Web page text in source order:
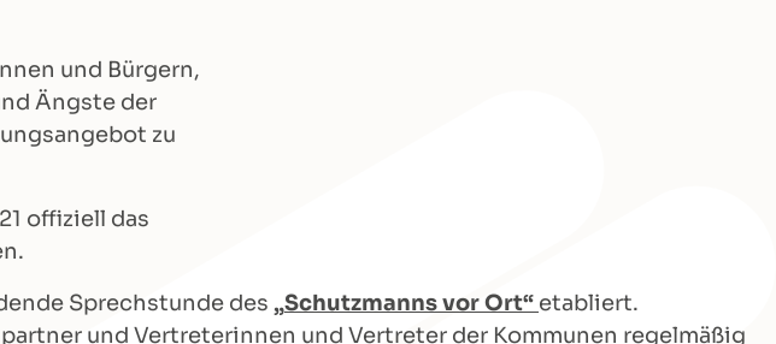
und Bürgern,
Ängste der
zu
offiziell das
Sprechstunde des „Schutzmanns vor Ort“ etabliert.
und Vertreterinnen und Vertreter der Kommunen regelmäßig